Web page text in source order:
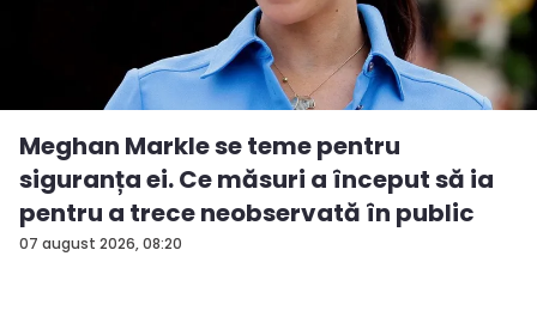
07 august 2026, 08:20
Meghan Markle se teme pentru
siguranța ei. Ce măsuri a început să ia
pentru a trece neobservată în public